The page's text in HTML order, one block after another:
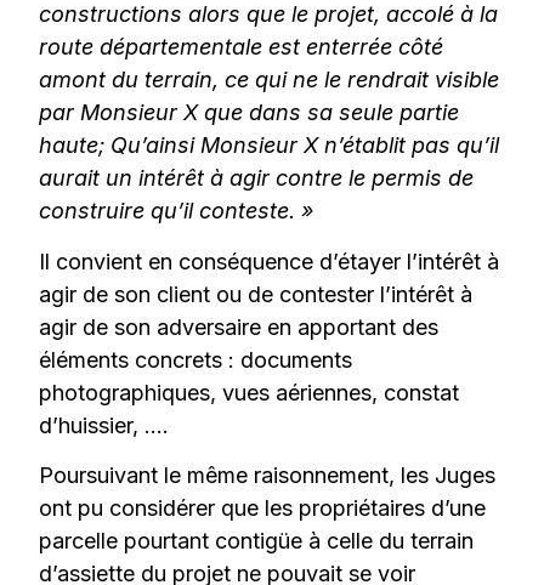
constructions alors que le projet, accolé à la
route départementale est enterrée côté
amont du terrain, ce qui ne le rendrait visible
par Monsieur X que dans sa seule partie
haute; Qu’ainsi Monsieur X n’établit pas qu’il
aurait un intérêt à agir contre le permis de
construire qu’il conteste. »
Il convient en conséquence d’étayer l’intérêt à
agir de son client ou de contester l’intérêt à
agir de son adversaire en apportant des
éléments concrets : documents
photographiques, vues aériennes, constat
d’huissier, ….
Poursuivant le même raisonnement, les Juges
ont pu considérer que les propriétaires d’une
parcelle pourtant contigüe à celle du terrain
d’assiette du projet ne pouvait se voir